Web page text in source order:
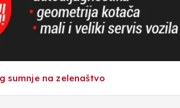
sumnje na zelenaštvo